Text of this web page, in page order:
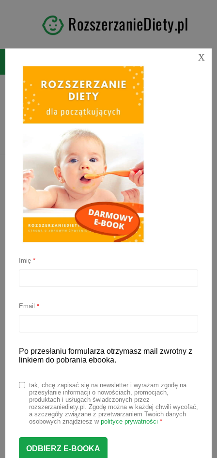
RozszerzanieDiety.pl
Tag:krem z brokułów dla
niemowlaka
niemowlaka
Jeśli pierwszą styczność z brokułem
teraz Twój maluszek skosztował zupy z
dodatkiem tego warzywa. Zupa
brokułowa dla niemowlaka z mojego
przepisu zawiera również chude mięso i
kaszę, co sprawia, że jest pożywna oraz
jest świetnym źródłem żelaza.
Imię*
Email*
Po przesłaniu formularza otrzymasz mail zwrotny z
linkiem do pobrania ebooka.
tak, chcę zapisać się na newsletter i wyrażam zgodę na
przesyłanie informacji o nowościach, promocjach,
produktach i usługach świadczonych przez
rozszerzaniediety.pl. Zgodę można w każdej chwili wycofać,
a szczegóły związane z przetwarzaniem Twoich danych
osobowych znajdziesz w polityce prywatności *
X